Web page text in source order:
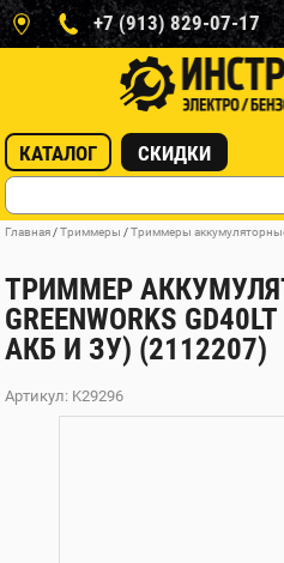
+7 (913) 829-07-17
КАТАЛОГ СКИДКИ
Главная /Триммеры /Триммеры
ТРИММЕР
GREENWORKS
АКБ И ЗУ) (2112207)
Артикул: K29296